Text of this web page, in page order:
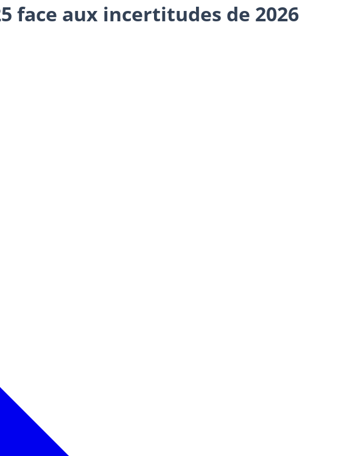
face aux incertitudes de 2026